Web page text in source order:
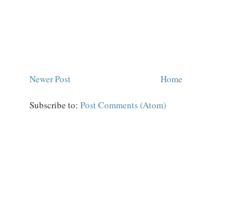
Newer Post Home
Subscribe to: Post Comments (Atom)